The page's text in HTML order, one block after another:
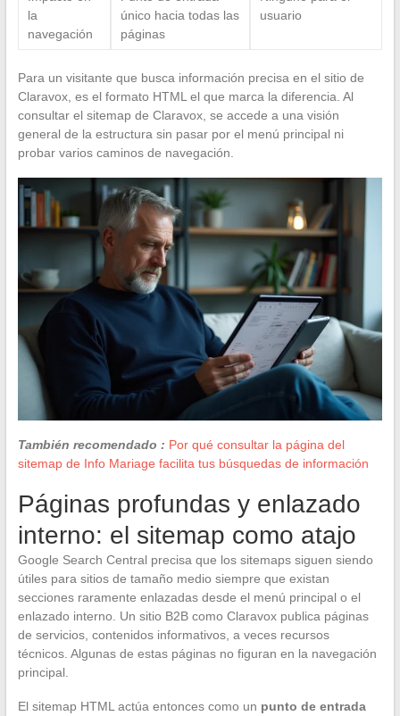
la
navegación
único hacia todas las
páginas
usuario
Para un visitante que busca información precisa en el sitio de
Claravox, es el formato HTML el que marca la diferencia. Al
consultar el sitemap de Claravox, se accede a una visión
general de la estructura sin pasar por el menú principal ni
probar varios caminos de navegación.
También recomendado : Por qué consultar la página del
sitemap de Info Mariage facilita tus búsquedas de información
Páginas profundas y enlazado
interno: el sitemap como atajo
Google Search Central precisa que los sitemaps siguen siendo
útiles para sitios de tamaño medio siempre que existan
secciones raramente enlazadas desde el menú principal o el
enlazado interno. Un sitio B2B como Claravox publica páginas
de servicios, contenidos informativos, a veces recursos
técnicos. Algunas de estas páginas no figuran en la navegación
principal.
El sitemap HTML actúa entonces como un punto de entrada